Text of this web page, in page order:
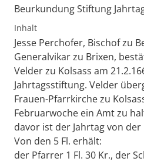
Beurkundung Stiftung
Inhalt
Jesse Perchofer, Bischof zu
Generalvikar zu Brixen,
Velder zu Kolsass am
Jahrtagsstiftung. Velder
Frauen-Pfarrkirche zu
Februarwoche ein Amt zu
davor ist der Jahrtag von
Von den 5 Fl. erhält:
der Pfarrer 1 Fl. 30 Kr., der